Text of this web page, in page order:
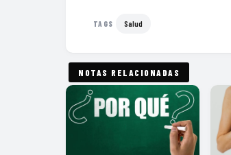
TAGS Salud
NOTAS RELACIONADAS